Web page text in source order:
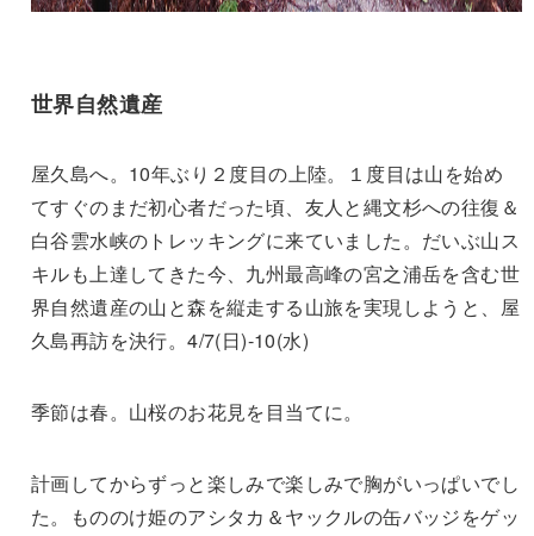
世界自然遺産
屋久島へ。10年ぶり２度目の上陸。１度目は山を始め
てすぐのまだ初心者だった頃、友人と縄文杉への往復＆
白谷雲水峡のトレッキングに来ていました。だいぶ山ス
キルも上達してきた今、九州最高峰の宮之浦岳を含む世
界自然遺産の山と森を縦走する山旅を実現しようと、屋
久島再訪を決行。4/7(日)-10(水)
季節は春。山桜のお花見を目当てに。
計画してからずっと楽しみで楽しみで胸がいっぱいでし
た。もののけ姫のアシタカ＆ヤックルの缶バッジをゲッ